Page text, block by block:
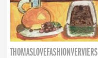
THOMASLOVEFASHIONVERVIERS